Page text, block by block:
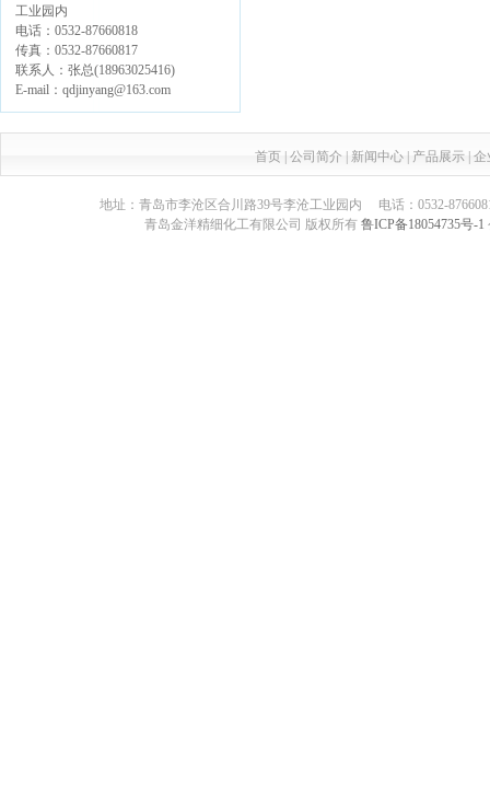
工业园内
电话：0532-87660818
传真：0532-87660817
联系人：张总(18963025416)
E-mail：qdjinyang@163.com
首页 公司简介 新闻中心 产品展示 企
地址：青岛市李沧区合川路39号李沧工业园内 电话：0532-
青岛金洋精细化工有限公司 版权所有 鲁ICP备18054735号-1